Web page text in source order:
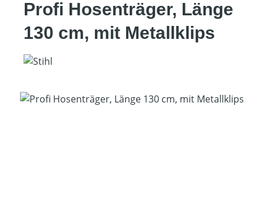
Profi Hosenträger, Länge
130 cm, mit Metallklips
Bildergalerie überspringen